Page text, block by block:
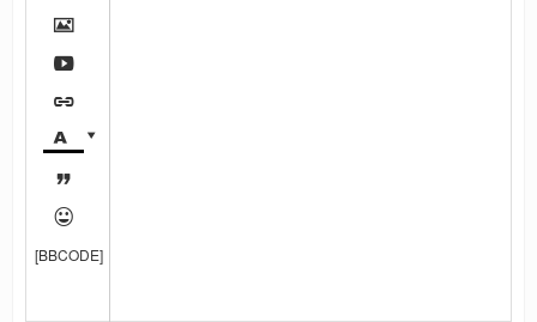







[BBCODE]